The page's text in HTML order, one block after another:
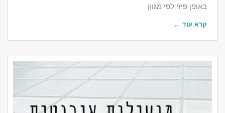
באופן פיזי לפי מגוון
קרא עוד ←